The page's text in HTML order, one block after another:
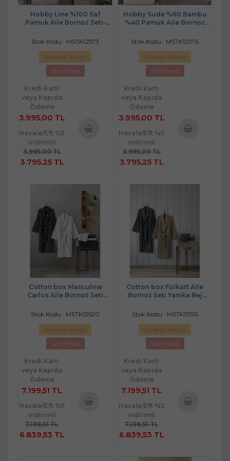
Hobby Line %100 Saf
Pamuk Aile Bornoz Seti-
Stok Kodu : MSTK12573
Ücretsiz Kargo
Son Fırsat
Kredi Kartı
veya Kapıda
Ödeme
3.995,00 TL
Havale/Eft %5
indirimli
3.995,00 TL
3.795,25 TL
Hobby Sude %60 Bambu
%40 Pamuk Aile Bornoz
Stok Kodu : MSTK12576
Ücretsiz Kargo
Son Fırsat
Kredi Kartı
veya Kapıda
Ödeme
3.995,00 TL
Havale/Eft %5
indirimli
3.995,00 TL
3.795,25 TL
Cotton box Masculıne
Carlos Aile Bornoz Seti
Stok Kodu : MSTK13520
Ücretsiz Kargo
Son Fırsat
Kredi Kartı
veya Kapıda
Ödeme
7.199,51 TL
Havale/Eft %5
indirimli
7.199,51 TL
6.839,53 TL
Cotton box Folkart Aile
Bornoz Seti Yamka Bej
Stok Kodu : MSTK13516
Ücretsiz Kargo
Son Fırsat
Kredi Kartı
veya Kapıda
Ödeme
7.199,51 TL
Havale/Eft %5
indirimli
7.199,51 TL
6.839,53 TL